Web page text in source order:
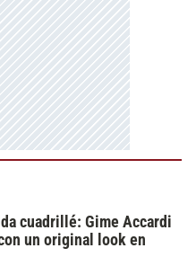
cuadrillé: Gime Accardi
un original look en